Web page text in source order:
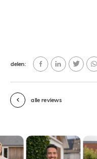
delen:
alle reviews